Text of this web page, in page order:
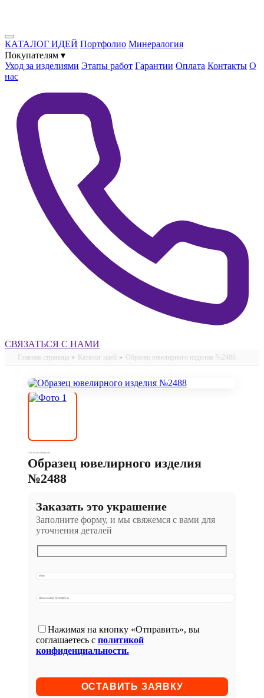
КАТАЛОГ ИДЕЙ Портфолио Минералогия
Покупателям ▾
Уход за изделиями Этапы работ Гарантии Оплата Контакты О
нас
СВЯЗАТЬСЯ С НАМИ
Главная страница » Каталог идей » Образец ювелирного изделия №2488
Серьги дизайнерские
Образец ювелирного изделия
№2488
Заказать это украшение
Заполните форму, и мы свяжемся с вами для
уточнения деталей
Нажимая на кнопку «Отправить», вы
соглашаетесь с политикой
конфиденциальности.